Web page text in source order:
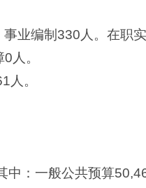
业编制330人。在职
人。
人。
：一般公共预算